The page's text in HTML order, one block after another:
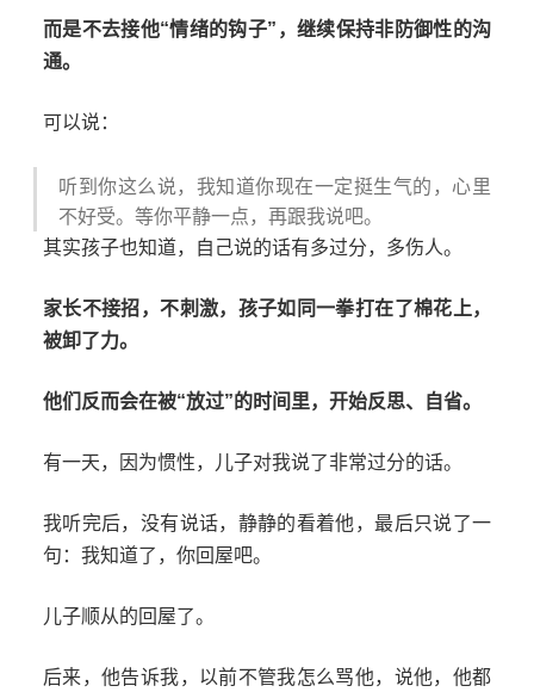
而是不去接他“情绪的钩子”，继续保持非防御性的沟
通。
可以说：
听到你这么说，我知道你现在一定挺生气的，心里
不好受。等你平静一点，再跟我说吧。
其实孩子也知道，自己说的话有多过分，多伤人。
家长不接招，不刺激，孩子如同一拳打在了棉花上，
被卸了力。
他们反而会在被“放过”的时间里，开始反思、自省。
有一天，因为惯性，儿子对我说了非常过分的话。
我听完后，没有说话，静静的看着他，最后只说了一
句：我知道了，你回屋吧。
儿子顺从的回屋了。
后来，他告诉我，以前不管我怎么骂他，说他，他都